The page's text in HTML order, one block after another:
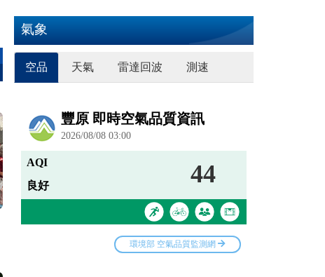
氣象
空品 天氣 雷達回波 測速